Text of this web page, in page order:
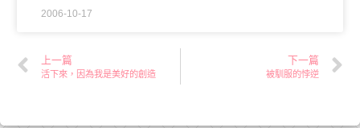
2006-10-17
上一篇
活下來，因為我是美好的創造
下一篇
被馴服的悖逆